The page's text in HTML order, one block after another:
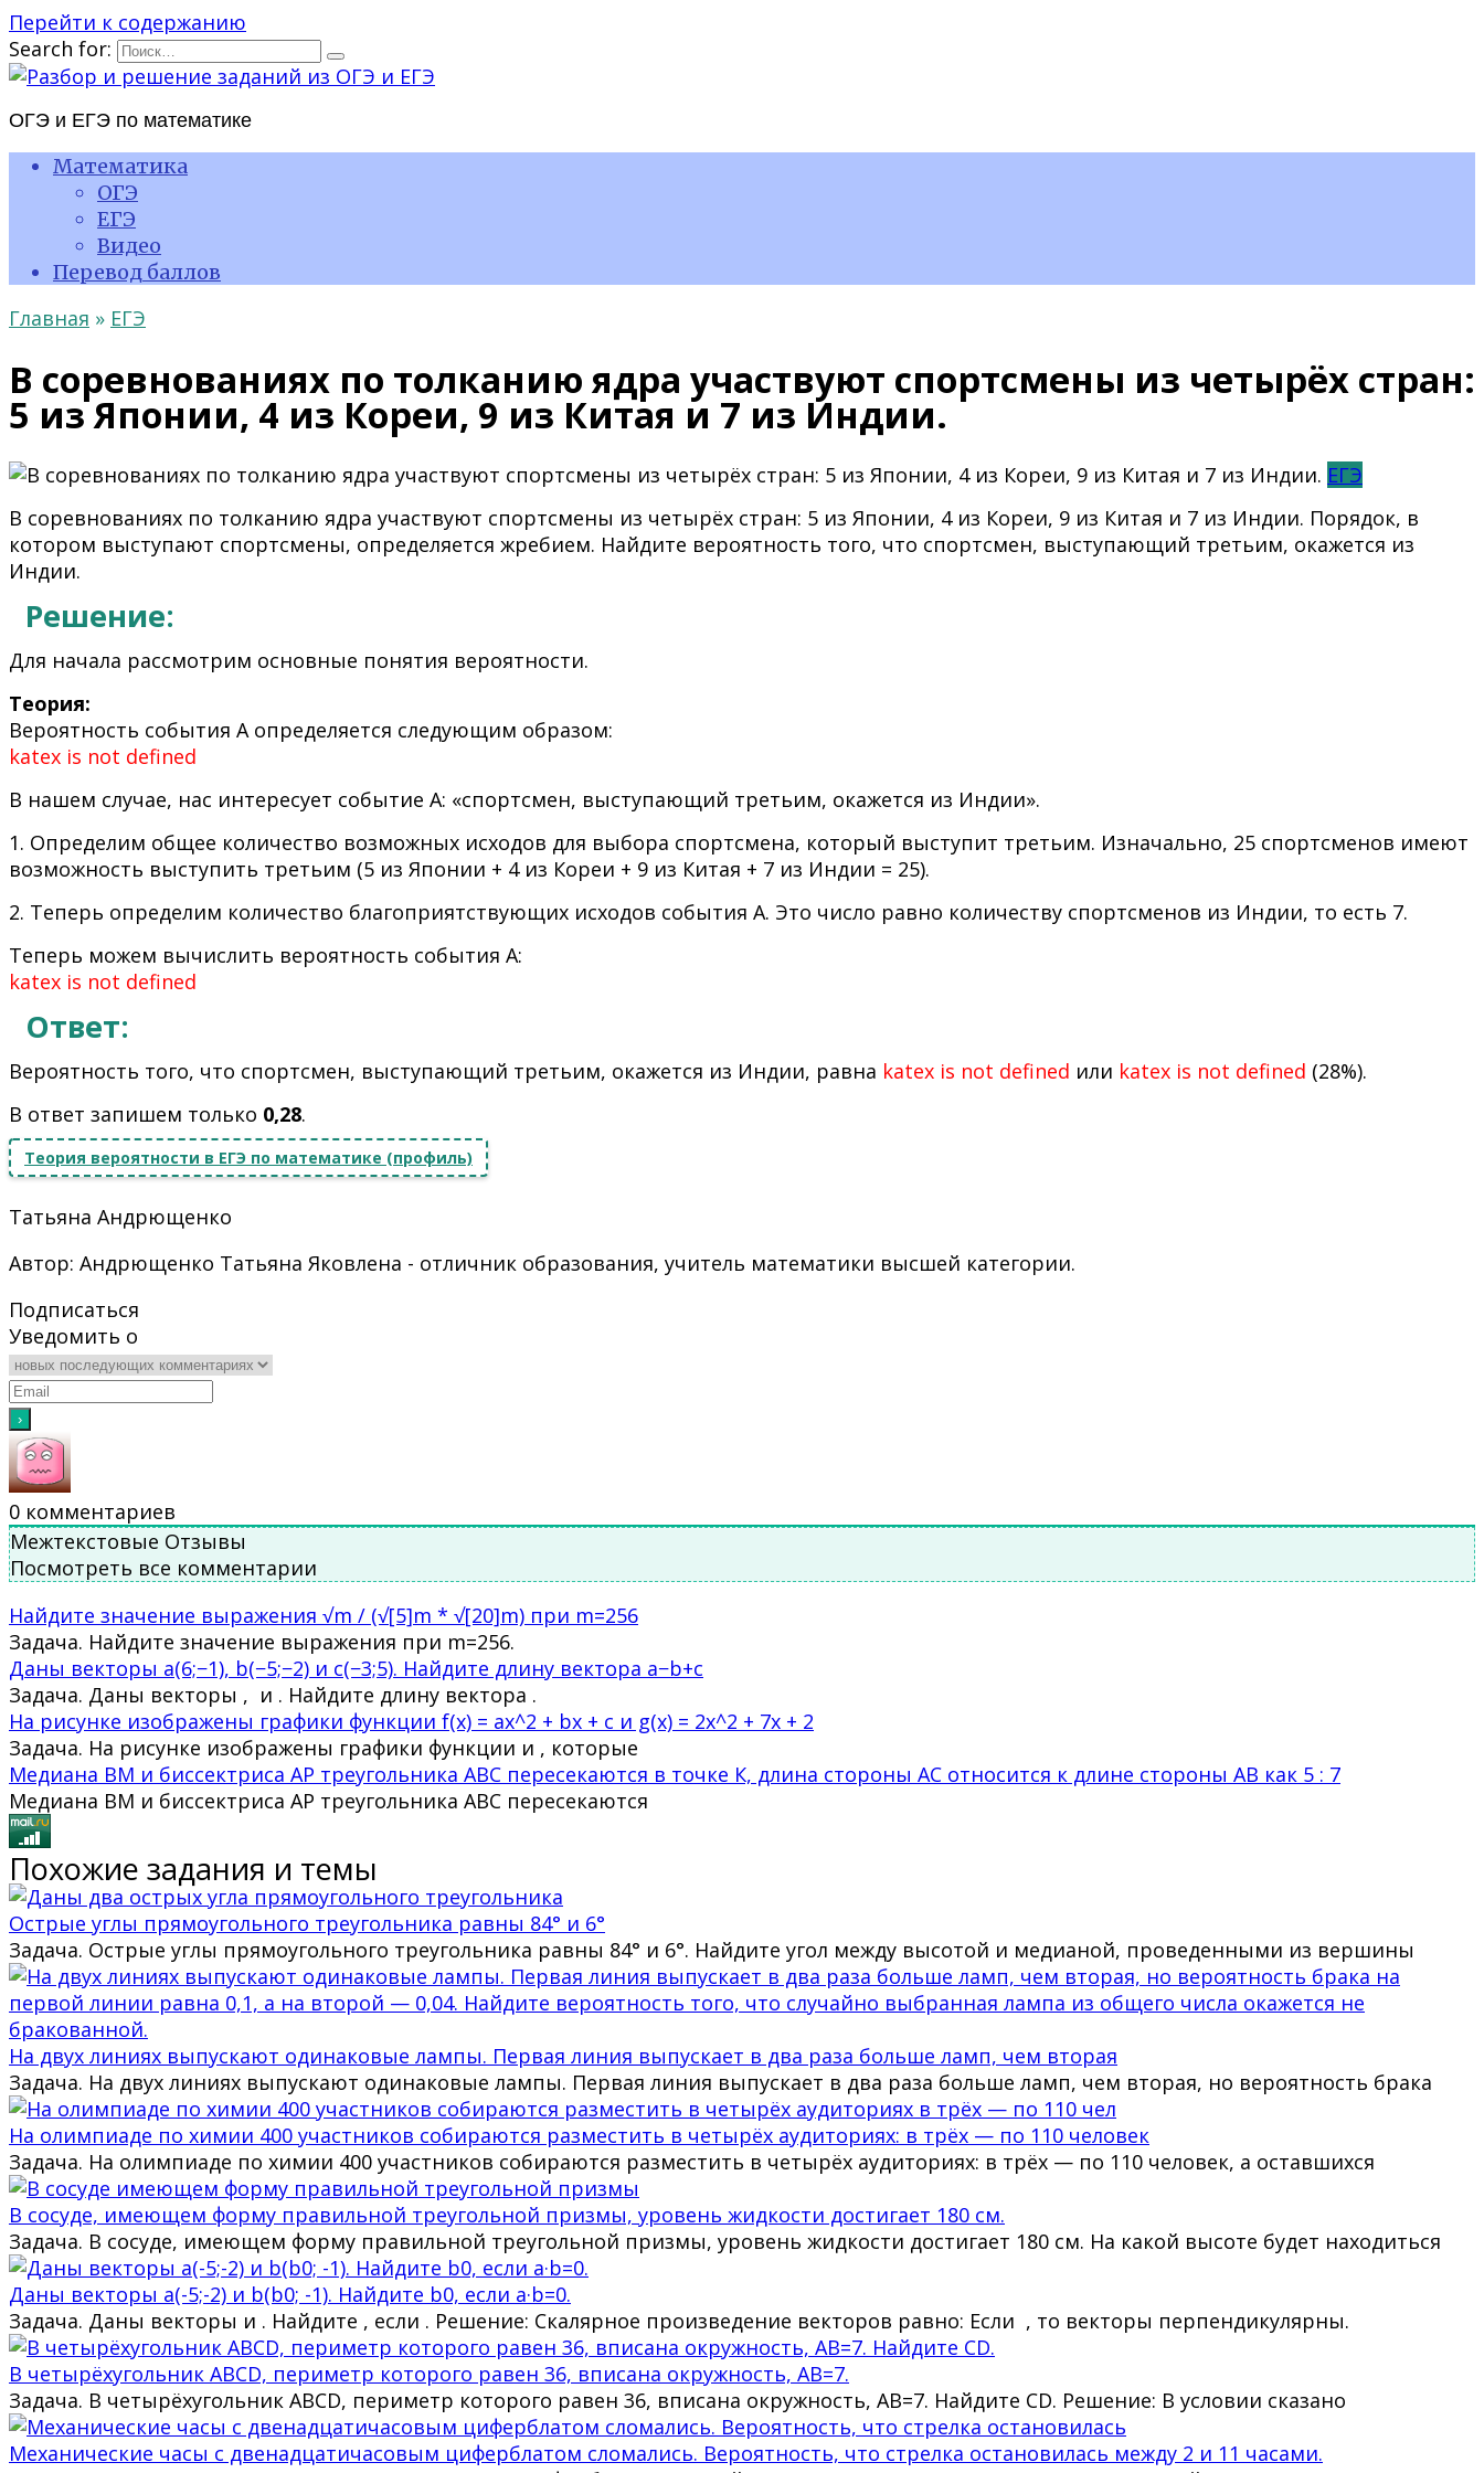
Перейти к содержанию
Search for:
ОГЭ и ЕГЭ по математике
Математика
ОГЭ
ЕГЭ
Видео
Перевод баллов
Главная » ЕГЭ
В соревнованиях по толканию ядра участвуют спортсмены из четырёх стран:
5 из Японии, 4 из Кореи, 9 из Китая и 7 из Индии.
ЕГЭ
В соревнованиях по толканию ядра участвуют спортсмены из четырёх стран: 5 из Японии, 4 из Кореи, 9 из Китая и 7 из Индии. Порядок, в
котором выступают спортсмены, определяется жребием. Найдите вероятность того, что спортсмен, выступающий третьим, окажется из
Индии.
Решение:
Для начала рассмотрим основные понятия вероятности.
Теория:
Вероятность события A определяется следующим образом:
katex is not defined
В нашем случае, нас интересует событие A: «спортсмен, выступающий третьим, окажется из Индии».
1. Определим общее количество возможных исходов для выбора спортсмена, который выступит третьим. Изначально, 25 спортсменов имеют
возможность выступить третьим (5 из Японии + 4 из Кореи + 9 из Китая + 7 из Индии = 25).
2. Теперь определим количество благоприятствующих исходов события A. Это число равно количеству спортсменов из Индии, то есть 7.
Теперь можем вычислить вероятность события A:
katex is not defined
Ответ:
Вероятность того, что спортсмен, выступающий третьим, окажется из Индии, равна katex is not defined или katex is not defined (28%).
В ответ запишем только 0,28.
Теория вероятности в ЕГЭ по математике (профиль)
Татьяна Андрющенко
Автор: Андрющенко Татьяна Яковлена - отличник образования, учитель математики высшей категории.
Подписаться
Уведомить о
0 комментариев
Межтекстовые Отзывы
Посмотреть все комментарии
Найдите значение выражения √m / (√[5]m * √[20]m) при m=256
Задача. Найдите значение выражения при m=256.
Даны векторы a(6;−1), b(−5;−2) и c(−3;5). Найдите длину вектора a−b+c
Задача. Даны векторы , и . Найдите длину вектора .
На рисунке изображены графики функции f(x) = ax^2 + bx + c и g(x) = 2x^2 + 7x + 2
Задача. На рисунке изображены графики функции и , которые
Медиана ВМ и биссектриса АР треугольника АВС пересекаются в точке К, длина стороны АС относится к длине стороны АВ как 5 : 7
Медиана ВМ и биссектриса АР треугольника АВС пересекаются
Похожие задания и темы
Острые углы прямоугольного треугольника равны 84° и 6°
Задача. Острые углы прямоугольного треугольника равны 84° и 6°. Найдите угол между высотой и медианой, проведенными из вершины
На двух линиях выпускают одинаковые лампы. Первая линия выпускает в два раза больше ламп, чем вторая
Задача. На двух линиях выпускают одинаковые лампы. Первая линия выпускает в два раза больше ламп, чем вторая, но вероятность брака
На олимпиаде по химии 400 участников собираются разместить в четырёх аудиториях: в трёх — по 110 человек
Задача. На олимпиаде по химии 400 участников собираются разместить в четырёх аудиториях: в трёх — по 110 человек, а оставшихся
В сосуде, имеющем форму правильной треугольной призмы, уровень жидкости достигает 180 см.
Задача. В сосуде, имеющем форму правильной треугольной призмы, уровень жидкости достигает 180 см. На какой высоте будет находиться
Даны векторы a(-5;-2) и b(b0; -1). Найдите b0, если a·b=0.
Задача. Даны векторы и . Найдите , если . Решение: Скалярное произведение векторов равно: Если , то векторы перпендикулярны.
В четырёхугольник ABCD, периметр которого равен 36, вписана окружность, AB=7.
Задача. В четырёхугольник ABCD, периметр которого равен 36, вписана окружность, AB=7. Найдите CD. Решение: В условии сказано
Механические часы с двенадцатичасовым циферблатом сломались. Вероятность, что стрелка остановилась между 2 и 11 часами.